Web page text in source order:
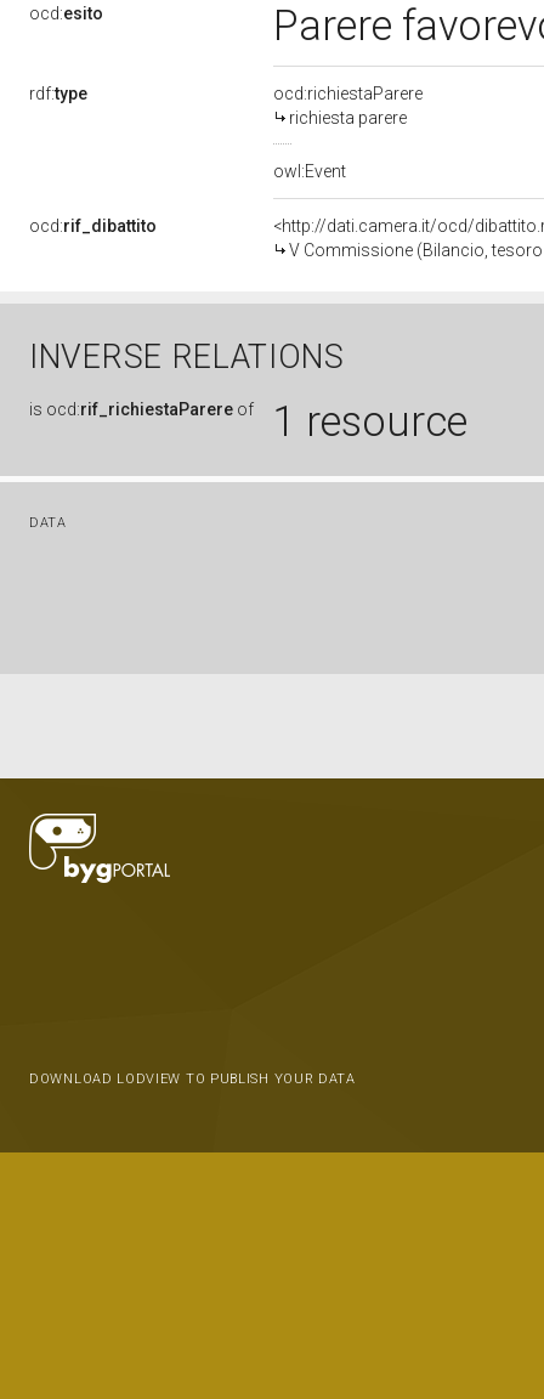
ocd:esito Parere
rdf:type
ocd:richiestaParere
richiesta parere
owl:Event
ocd:rif_dibattito
<http://dati.camera.it/ocd/
V Commissione (Bilancio,
INVERSE RELATIONS
is ocd:rif_richiestaParere of 1 resource
DATA
DOWNLOAD LODVIEW TO PUBLISH YOUR DATA